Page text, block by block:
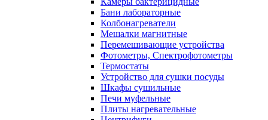
Бани лабораторные
Колбонагреватели
Мешалки магнитные
Перемешивающие устройства
Фотометры, Спектрофотометры
Термостаты
Устройство для сушки посуды
Шкафы сушильные
Печи муфельные
Плиты нагревательные